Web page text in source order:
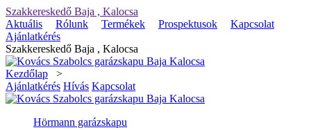
Szakkereskedő Baja , Kalocsa
Aktuális
Rólunk Termékek Prospektusok
Kapcsolat
Ajánlatkérés
Szakkereskedő Baja , Kalocsa
Kezdőlap >
Ajánlatkérés Hívás Kapcsolat
Hörmann garázskapu